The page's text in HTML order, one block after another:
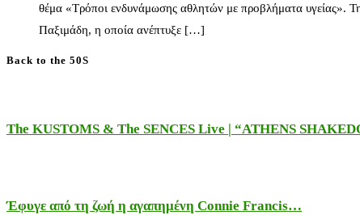
θέμα «Τρόποι ενδυνάμωσης αθλητών με προβλήματα υγείας».
Παξιμάδη, η οποία ανέπτυξε […]
Back to the 50S
The KUSTOMS & The SENCES Live | “ATHENS
Έφυγε από τη ζωή η αγαπημένη Connie Francis…